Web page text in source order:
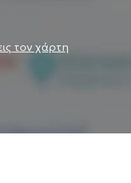
τον χάρτη